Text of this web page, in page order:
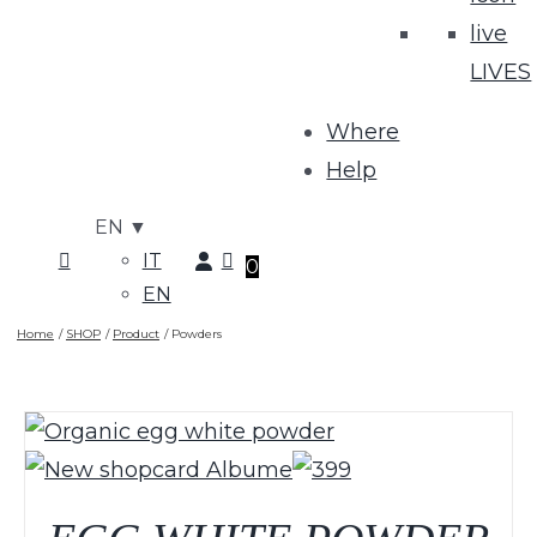
LIVES
Where
Help
EN ▼
IT
EN
0
Home SHOP Product Powders